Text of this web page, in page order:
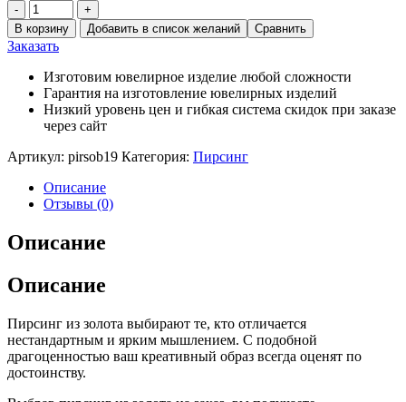
-
+
В корзину
Добавить в список желаний Сравнить
Заказать
Изготовим ювелирное изделие любой сложности
Гарантия на изготовление ювелирных изделий
Низкий уровень цен и гибкая система скидок при заказе
через сайт
Артикул: pirsob19 Категория: Пирсинг
Описание
Отзывы (0)
Описание
Описание
Пирсинг из золота выбирают те, кто отличается
нестандартным и ярким мышлением. С подобной
драгоценностью ваш креативный образ всегда оценят по
достоинству.